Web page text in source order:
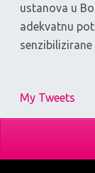
ustanova u
adekvatnu
My Tweets